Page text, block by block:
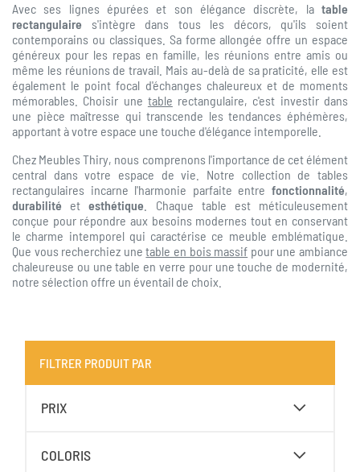
Avec ses lignes épurées et son élégance discrète, la table
rectangulaire s'intègre dans tous les décors, qu'ils soient
contemporains ou classiques. Sa forme allongée offre un espace
généreux pour les repas en famille, les réunions entre amis ou
même les réunions de travail. Mais au-delà de sa praticité, elle est
également le point focal d'échanges chaleureux et de moments
mémorables. Choisir une table rectangulaire, c'est investir dans
une pièce maîtresse qui transcende les tendances éphémères,
apportant à votre espace une touche d'élégance intemporelle.
Chez Meubles Thiry, nous comprenons l'importance de cet élément
central dans votre espace de vie. Notre collection de tables
rectangulaires incarne l'harmonie parfaite entre fonctionnalité,
durabilité etesthétique . Chaque table est méticuleusement
conçue pour répondre aux besoins modernes tout en conservant
le charme intemporel qui caractérise ce meuble emblématique.
Que vous recherchiez unetable en bois massif pour une ambiance
chaleureuse ou une table en verre pour une touche de modernité,
notre sélection offre un éventail de choix.
FILTRER PRODUIT PAR
PRIX
COLORIS